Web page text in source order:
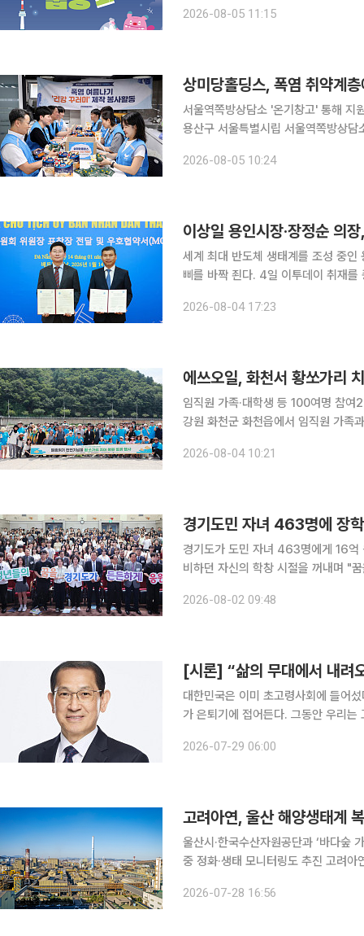
일까지 금묘일과 토요일에 여의도공
2026-08-05 11:15
상미당홀딩스, 폭염 취약계
서울역쪽방상담소 '온기창고' 통해 지원임직원
용산구 서울특별시립 서울역쪽방상
2026-08-05 10:24
이상일 용인시장·장정순 의
세계 최대 반도체 생태계를 조성 중인
삐를 바짝 죈다. 4일 이투데이 취재를 종합하면, 이상일 용인특례시장은 용인특례시와 우호협약을
이번 방문에는 장정순 용인특례시의
2026-08-04 17:23
에쓰오일, 화천서 황쏘가리
임직원 가족·대학생 등 100여명 참여2008년
강원 화천군 화천읍에서 임직원 가족
호하고 담수 생태계 보전에 대한 관심
2026-08-04 10:21
경기도민 자녀 463명에 장
경기도가 도민 자녀 463명에게 16억
비하던 자신의 학창 시절을 꺼내며 "꿈을
회장학회 주관 '2026년 경기도민 자
2026-08-02 09:48
[시론] “삶의 무대에서 내려
대한민국은 이미 초고령사회에 들어
가 은퇴기에 접어든다. 그동안 우리
용할 것인가. 이는 초고령사회가 풀어
2026-07-29 06:00
고려아연, 울산 해양생태계
울산시·한국수산자원공단과 ‘바다숲
중 정화·생태 모니터링도 추진 고려아연이 울산 사업장 인근 해양생태계 복원을 위해 1억원을 후원
가꾸기’ 사업을 추진하기 위한 3자간
2026-07-28 16:56